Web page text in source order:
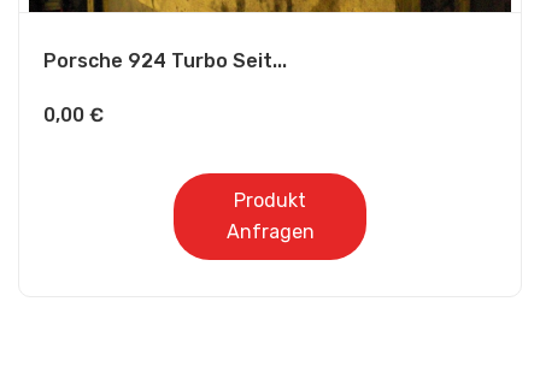
Porsche 924 Turbo Seit...
0,00 €
Produkt
Anfragen